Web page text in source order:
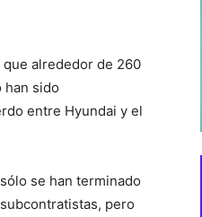
alrededor de 260
han sido
entre Hyundai y el
se han terminado
pero